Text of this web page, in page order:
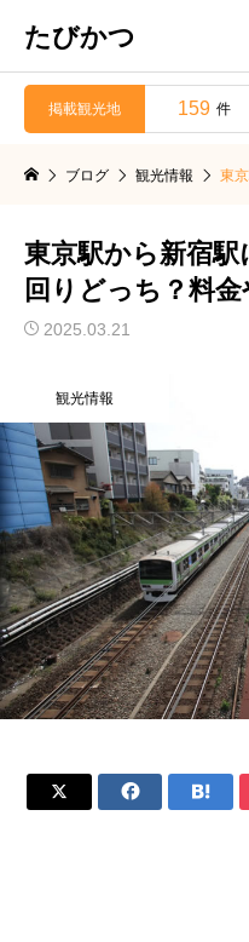
たびかつ
掲載観光地 159 件
ブログ 観光情報 東
東京駅から新宿
回りどっち？料
2025.03.21
観光情報
  